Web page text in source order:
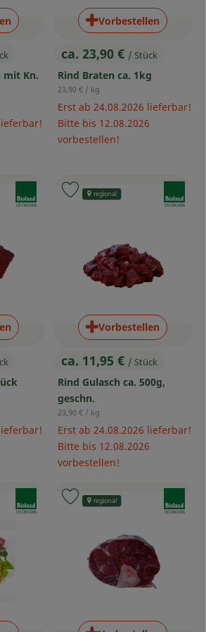
mit Kn.
, Preis:
ca. 23,90 € / Stück
Rind Braten ca. 1kg
, Referenzpreis:
23,90 € / kg
Erst ab 24.08.2026 lieferbar!
Bitte bis 12.08.2026
vorbestellen!
Vorbestellen
, Kontrollstelle:
DE-ÖKO-006
hinzufügen
, Preis:
ca. 11,95 € / Stück
Rind Gulasch ca. 500g,
geschn.
, Referenzpreis:
23,90 € / kg
Erst ab 24.08.2026 lieferbar!
Bitte bis 12.08.2026
vorbestellen!
Vorbestellen
, Kontrollstelle:
DE-ÖKO-006
regional
Produkt zu Favouriten
, Kontrollstelle:
DE-ÖKO-006
hinzufügen
, Kontrollstelle:
DE-ÖKO-006
regional
Produkt zu Favouriten